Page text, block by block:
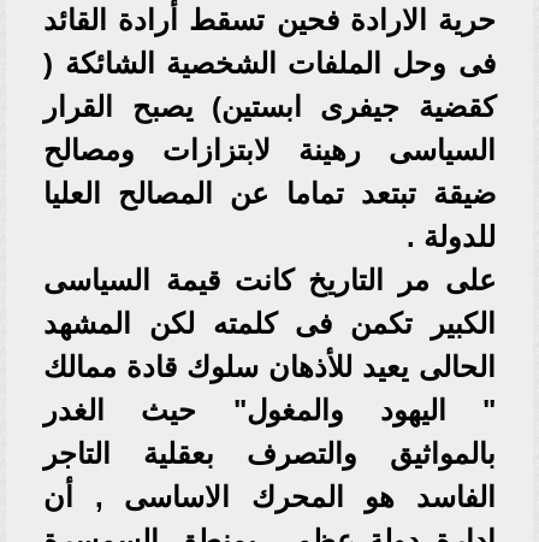
حرية الارادة فحين تسقط أرادة القائد
فى وحل الملفات الشخصية الشائكة (
كقضية جيفرى ابستين) يصبح القرار
السياسى رهينة لابتزازات ومصالح
ضيقة تبتعد تماما عن المصالح العليا
للدولة .
على مر التاريخ كانت قيمة السياسى
الكبير تكمن فى كلمته لكن المشهد
الحالى يعيد للأذهان سلوك قادة ممالك
" اليهود والمغول" حيث الغدر
بالمواثيق والتصرف بعقلية التاجر
الفاسد هو المحرك الاساسى , أن